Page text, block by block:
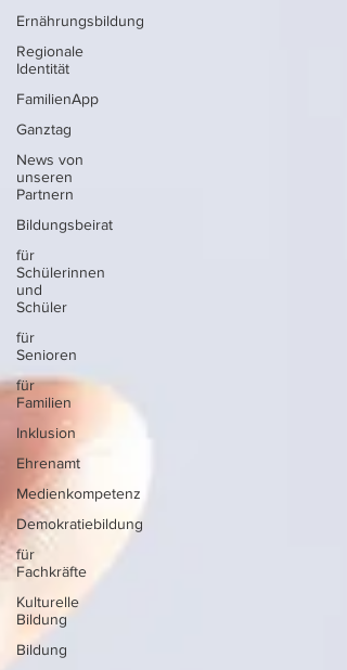
Ernährungsbildung
Regionale
Identität
FamilienApp
Ganztag
News von
unseren
Partnern
Bildungsbeirat
für
Schülerinnen
und
Schüler
für
Senioren
für
Familien
Inklusion
Ehrenamt
Medienkompetenz
Demokratiebildung
für
Fachkräfte
Kulturelle
Bildung
Bildung